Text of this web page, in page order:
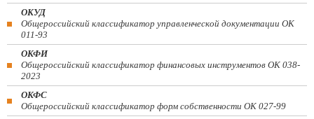
ОКУД
Общероссийский классификатор управленческой документации ОК
011-93
ОКФИ
Общероссийский классификатор финансовых инструментов OK 038-
2023
ОКФС
Общероссийский классификатор форм собственности ОК 027-99